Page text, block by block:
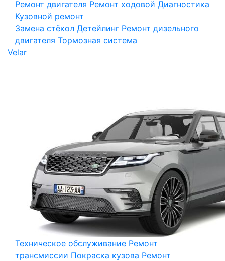
Ремонт двигателя Ремонт ходовой Диагностика
Кузовной ремонт
Замена стёкол Детейлинг Ремонт дизельного
двигателя Тормозная система
Velar
Техническое обслуживание Ремонт
трансмиссии Покраска кузова Ремонт